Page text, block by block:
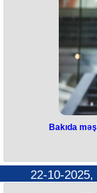
“Heç bir
ideyası
Lakin İsrail
Ankara isə
Bakıda
22-10-2025,